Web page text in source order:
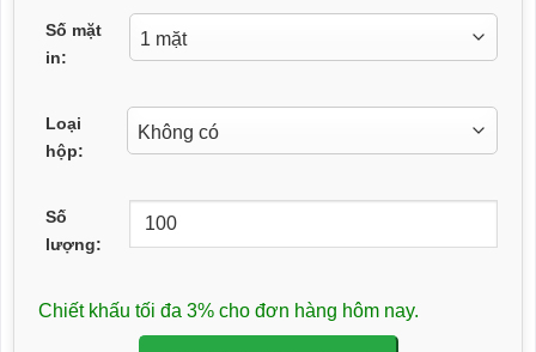
Số mặt
in:
Loại
hộp:
Số
lượng:
Chiết khấu tối đa 3% cho đơn hàng hôm nay.